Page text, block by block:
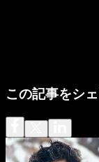
この記事をシ